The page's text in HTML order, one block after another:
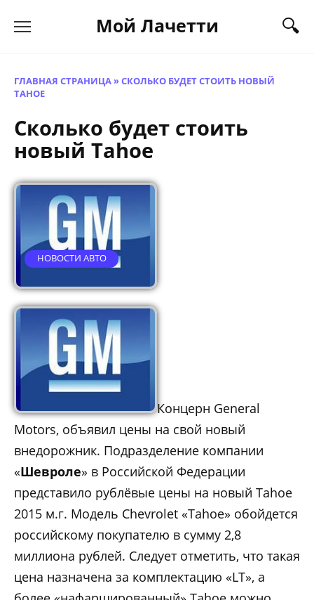
Мой Лачетти
ГЛАВНАЯ СТРАНИЦА»СКОЛЬКО БУДЕТ СТОИТЬ НОВЫЙ
TAHOE
Сколько будет стоить
новый Tahoe
НОВОСТИ АВТО
Концерн General
Motors, объявил цены на свой новый
внедорожник. Подразделение компании
«Шевроле» в Российской Федерации
представило рублёвые цены на новый Tahoe
2015 м.г. Модель Chevrolet «Tahoe» обойдется
российскому покупателю в сумму 2,8
миллиона рублей. Следует отметить, что такая
цена назначена за комплектацию «LT», а